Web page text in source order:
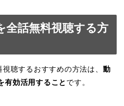
全話無料視聴する方
聴するおすすめの方法は、 動
有効活用すること です。